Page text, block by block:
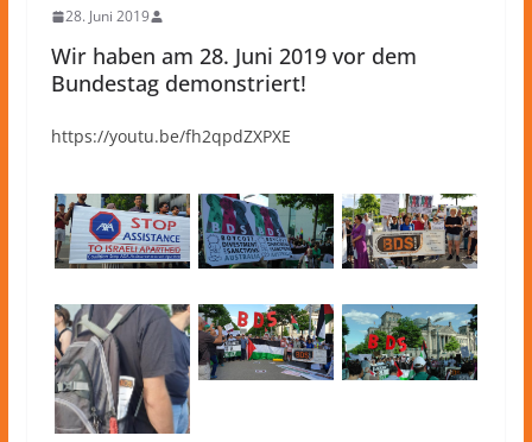
28. Juni 2019
Wir haben am 28. Juni 2019 vor dem
Bundestag demonstriert!
https://youtu.be/fh2qpdZXPXE